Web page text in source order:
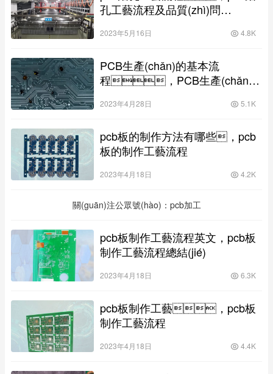
孔工藝流程及品質(zhì)問
2023年5月16日 4.8K
PCB生產(chǎn)的基本流
程，PCB生產(chǎn)
2023年4月28日 5.1K
pcb板的制作方法有哪些，pcb
板的制作工藝流程
2023年4月18日 4.2K
關(guān)注公眾號(hào)：pcb加工
pcb板制作工藝流程英文，pcb板
制作工藝流程總結(jié)
2023年4月18日 6.3K
pcb板制作工藝，pcb板
制作工藝流程
2023年4月18日 4.4K